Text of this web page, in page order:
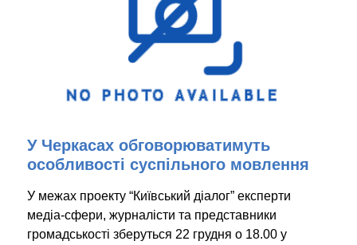
У Черкасах обговорюватимуть
особливості суспільного мовлення
У межах проекту “Київський діалог” експерти
медіа-сфери, журналісти та представники
громадськості зберуться 22 грудня о 18.00 у